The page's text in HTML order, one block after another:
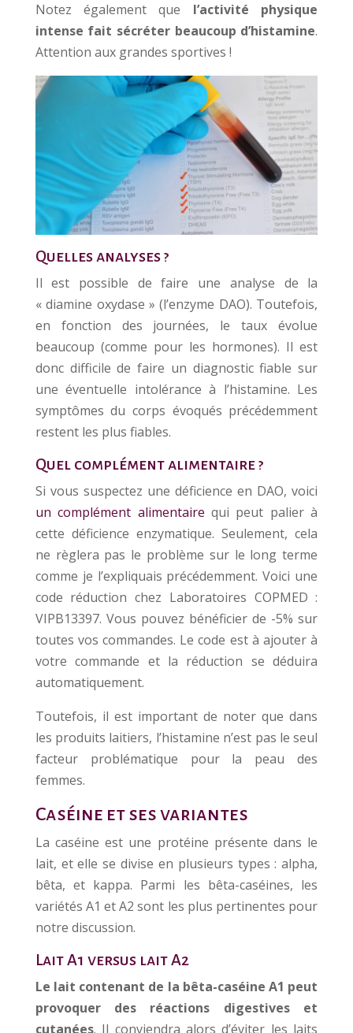
Notez également que l’activité physique
intense fait sécréter beaucoup d’histamine.
Attention aux grandes sportives !
Quelles analyses ?
Il est possible de faire une analyse de la
« diamine oxydase » (l’enzyme DAO). Toutefois,
en fonction des journées, le taux évolue
beaucoup (comme pour les hormones). Il est
donc difficile de faire un diagnostic fiable sur
une éventuelle intolérance à l’histamine. Les
symptômes du corps évoqués précédemment
restent les plus fiables.
Quel complément alimentaire ?
Si vous suspectez une déficience en DAO, voici
un complément alimentaire qui peut palier à
cette déficience enzymatique. Seulement, cela
ne règlera pas le problème sur le long terme
comme je l’expliquais précédemment. Voici une
code réduction chez Laboratoires COPMED :
VIPB13397. Vous pouvez bénéficier de -5% sur
toutes vos commandes. Le code est à ajouter à
votre commande et la réduction se déduira
automatiquement.
Toutefois, il est important de noter que dans
les produits laitiers, l’histamine n’est pas le seul
facteur problématique pour la peau des
femmes.
Caséine et ses variantes
La caséine est une protéine présente dans le
lait, et elle se divise en plusieurs types : alpha,
bêta, et kappa. Parmi les bêta-caséines, les
variétés A1 et A2 sont les plus pertinentes pour
notre discussion.
Lait A1 versus lait A2
Le lait contenant de la bêta-caséine A1 peut
provoquer des réactions digestives et
cutanées. Il conviendra alors d’éviter les laits